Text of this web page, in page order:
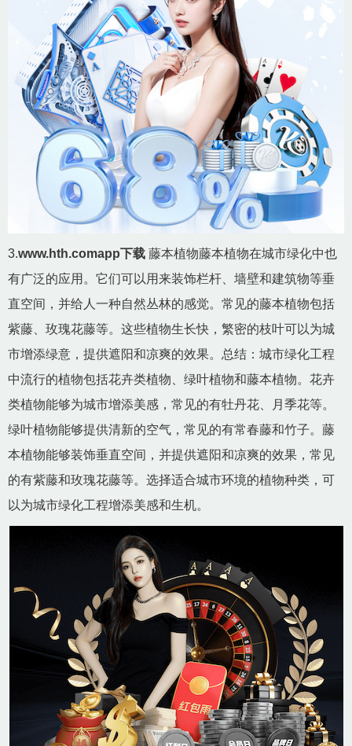
3.www.hth.comapp下载 藤本植物藤本植物在城市绿化中也
有广泛的应用。它们可以用来装饰栏杆、墙壁和建筑物等垂
直空间，并给人一种自然丛林的感觉。常见的藤本植物包括
紫藤、玫瑰花藤等。这些植物生长快，繁密的枝叶可以为城
市增添绿意，提供遮阳和凉爽的效果。总结：城市绿化工程
中流行的植物包括花卉类植物、绿叶植物和藤本植物。花卉
类植物能够为城市增添美感，常见的有牡丹花、月季花等。
绿叶植物能够提供清新的空气，常见的有常春藤和竹子。藤
本植物能够装饰垂直空间，并提供遮阳和凉爽的效果，常见
的有紫藤和玫瑰花藤等。选择适合城市环境的植物种类，可
以为城市绿化工程增添美感和生机。